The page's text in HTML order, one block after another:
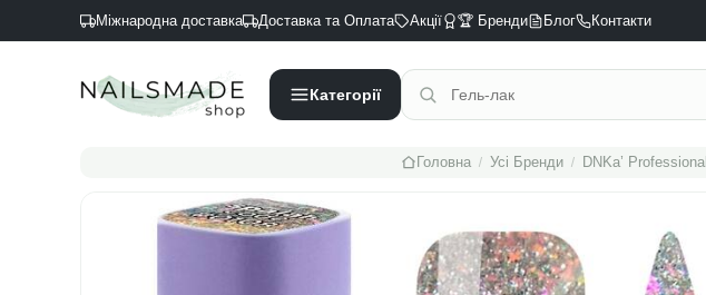
Міжнародна доставка Доставка та Оплата Акції 🏆 Бренди Блог Контакти
Категорії
Головна / Усі Бренди / DNKa’ Professional